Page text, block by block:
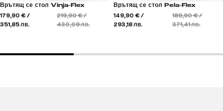
Врътящ се стол Vinja-Flex
179,90 € /
351,85 лв.
219,90 € /
430,09 лв.
Врътящ се стол Pela-Flex
149,90 € /
293,18 лв.
189,90 € /
371,41 лв.